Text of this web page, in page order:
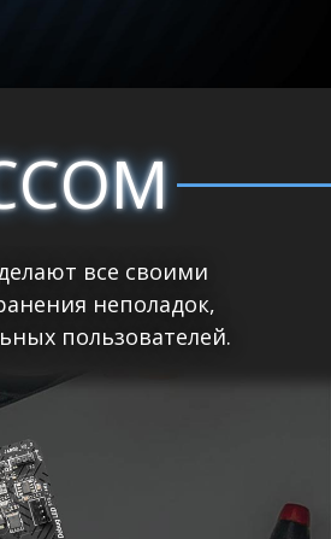
все своими
неполадок,
пользователей.